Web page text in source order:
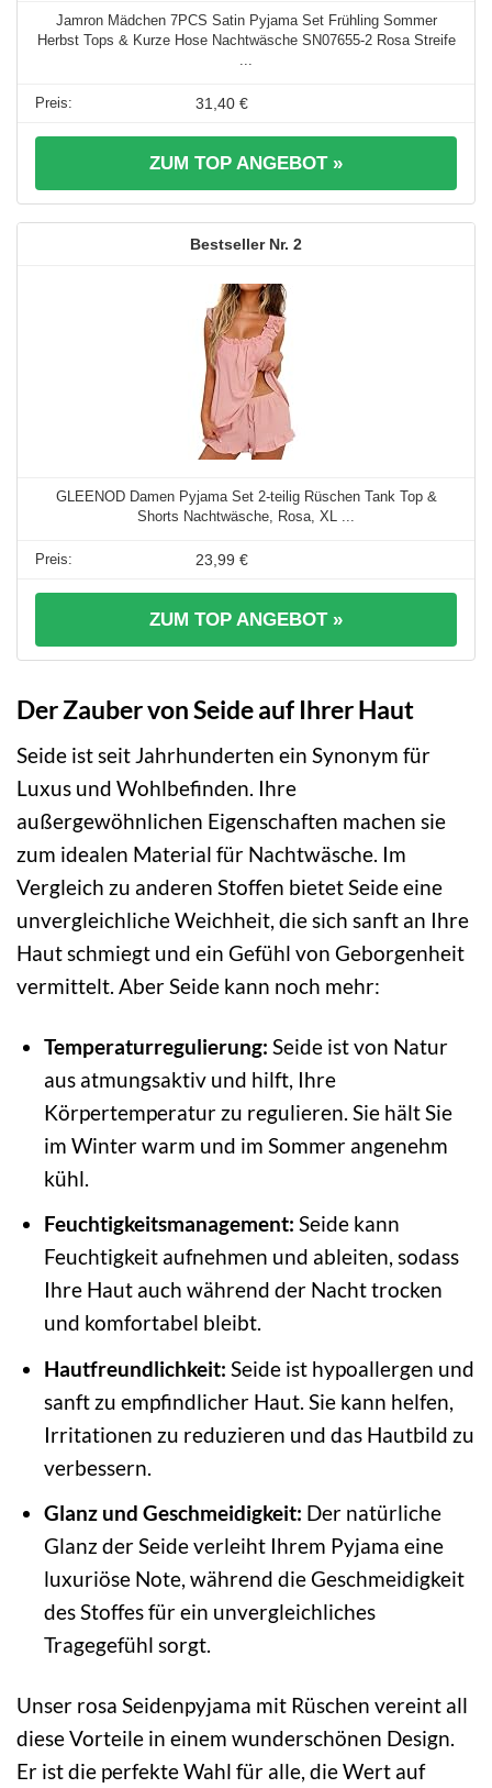
Jamron Mädchen 7PCS Satin Pyjama Set Frühling Sommer
Herbst Tops & Kurze Hose Nachtwäsche SN07655-2 Rosa Streife
...
31,40 €
ZUM TOP ANGEBOT »
2
GLEENOD Damen Pyjama Set 2-teilig Rüschen Tank Top &
Shorts Nachtwäsche, Rosa, XL ...
23,99 €
ZUM TOP ANGEBOT »
Der Zauber von Seide auf Ihrer Haut
Seide ist seit Jahrhunderten ein Synonym für
Luxus und Wohlbefinden. Ihre
außergewöhnlichen Eigenschaften machen sie
zum idealen Material für Nachtwäsche. Im
Vergleich zu anderen Stoffen bietet Seide eine
unvergleichliche Weichheit, die sich sanft an Ihre
Haut schmiegt und ein Gefühl von Geborgenheit
vermittelt. Aber Seide kann noch mehr:
Temperaturregulierung: Seide ist von Natur
aus atmungsaktiv und hilft, Ihre
Körpertemperatur zu regulieren. Sie hält Sie
im Winter warm und im Sommer angenehm
kühl.
Feuchtigkeitsmanagement: Seide kann
Feuchtigkeit aufnehmen und ableiten, sodass
Ihre Haut auch während der Nacht trocken
und komfortabel bleibt.
Hautfreundlichkeit: Seide ist hypoallergen und
sanft zu empfindlicher Haut. Sie kann helfen,
Irritationen zu reduzieren und das Hautbild zu
verbessern.
Glanz und Geschmeidigkeit: Der natürliche
Glanz der Seide verleiht Ihrem Pyjama eine
luxuriöse Note, während die Geschmeidigkeit
des Stoffes für ein unvergleichliches
Tragegefühl sorgt.
Unser rosa Seidenpyjama mit Rüschen vereint all
diese Vorteile in einem wunderschönen Design.
Er ist die perfekte Wahl für alle, die Wert auf